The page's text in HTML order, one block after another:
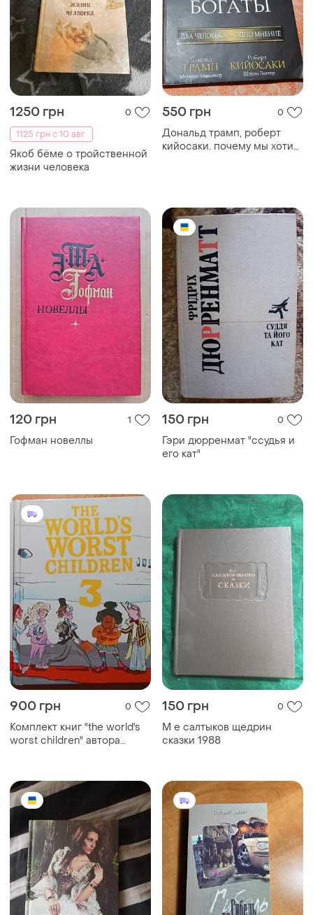
1250 грн
0
1125 грн с 10 авг.
Якоб бёме о тройственной
жизни человека
550 грн 0
Дональд трамп, роберт
кийосаки. почему мы хотим,
чтобы вы были богатыми
120 грн 1
Гофман новеллы
150 грн 0
Гэри дюрренмат "ссудья и
его кат"
900 грн 0
Комплект книг "the world's
worst children" автора
девида углиамса и
иллюстратора тони росса
150 грн
М е салтыков щедрин
сказки 1988
100 грн 0 500 грн
0